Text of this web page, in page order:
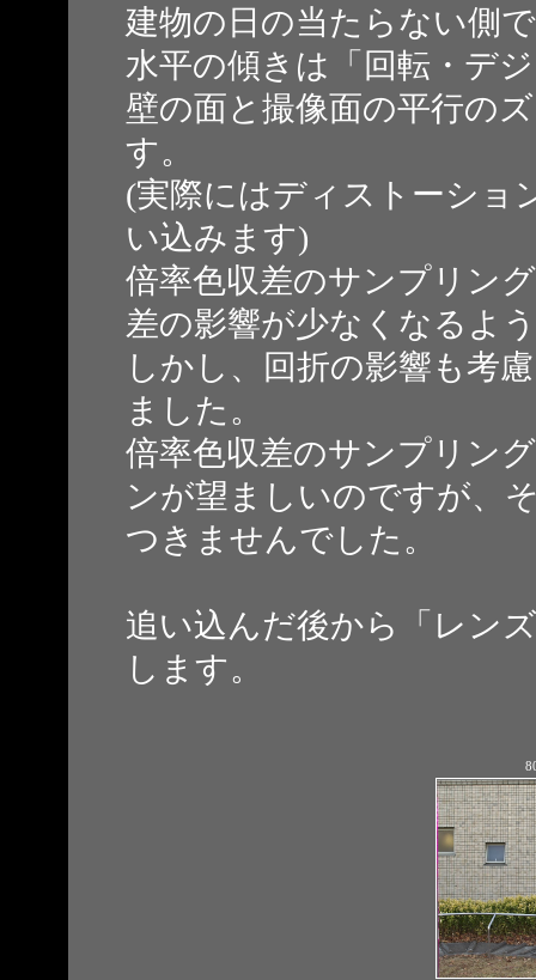
建物の日の当たらない側
水平の傾きは「回転・デ
壁の面と撮像面の平行の
す。
(実際にはディストーショ
い込みます)
倍率色収差のサンプリン
差の影響が少なくなるよ
しかし、回折の影響も考
ました。
倍率色収差のサンプリン
ンが望ましいのですが、
つきませんでした。
追い込んだ後から「レン
します。